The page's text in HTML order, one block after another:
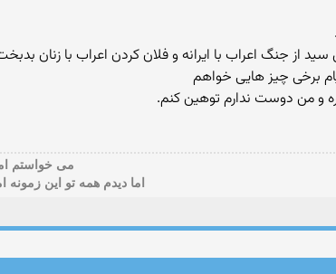
از جنگ اعراب با ایرانه و فلان کردن اعراب با زنان
برخی چیز هایی خواهم
و من دوست ندارم توهین کنم.
می خواستم
اما دیدم همه تو این